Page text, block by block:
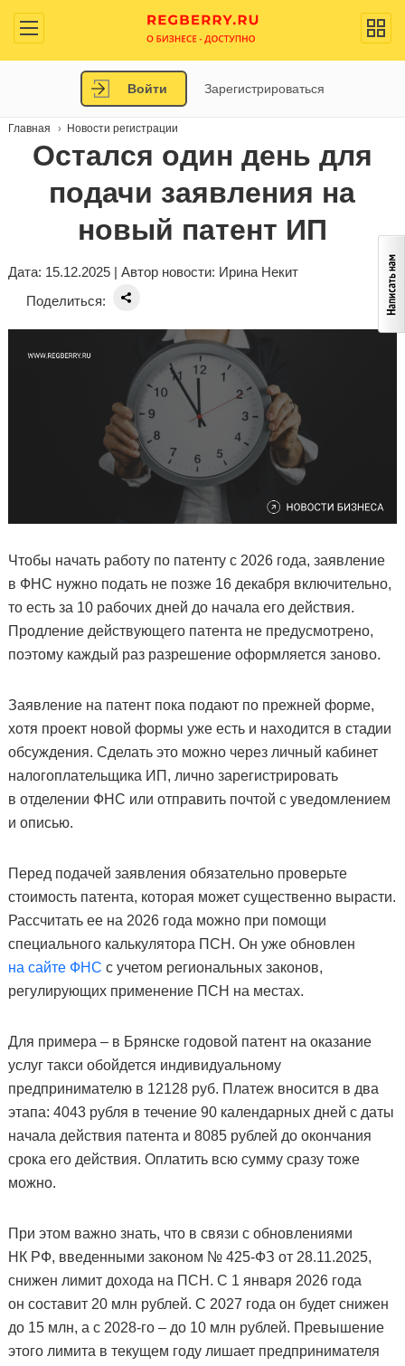
Войти Зарегистрироваться
Главная Новости регистрации
Остался один день для
подачи заявления на
новый патент ИП
Дата: 15.12.2025 | Автор новости: Ирина Некит
Поделиться:
Чтобы начать работу по патенту с 2026 года, заявление
в ФНС нужно подать не позже 16 декабря включительно,
то есть за 10 рабочих дней до начала его действия.
Продление действующего патента не предусмотрено,
поэтому каждый раз разрешение оформляется заново.
Заявление на патент пока подают по прежней форме,
хотя проект новой формы уже есть и находится в стадии
обсуждения. Сделать это можно через личный кабинет
налогоплательщика ИП, лично зарегистрировать
в отделении ФНС или отправить почтой с уведомлением
и описью.
Перед подачей заявления обязательно проверьте
стоимость патента, которая может существенно вырасти.
Рассчитать ее на 2026 года можно при помощи
специального калькулятора ПСН. Он уже обновлен
на сайте ФНС с учетом региональных законов,
регулирующих применение ПСН на местах.
Для примера – в Брянске годовой патент на оказание
услуг такси обойдется индивидуальному
предпринимателю в 12128 руб. Платеж вносится в два
этапа: 4043 рубля в течение 90 календарных дней с даты
начала действия патента и 8085 рублей до окончания
срока его действия. Оплатить всю сумму сразу тоже
можно.
При этом важно знать, что в связи с обновлениями
НК РФ, введенными законом № 425-ФЗ от 28.11.2025,
снижен лимит дохода на ПСН. С 1 января 2026 года
он составит 20 млн рублей. С 2027 года он будет снижен
до 15 млн, а с 2028-го – до 10 млн рублей. Превышение
этого лимита в текущем году лишает предпринимателя